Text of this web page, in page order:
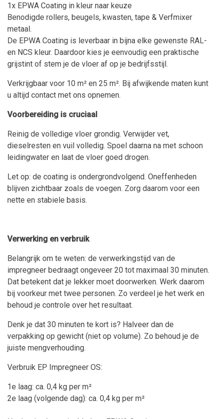
1x EPWA Coating in kleur naar keuze
Benodigde rollers, beugels, kwasten, tape & Verfmixer
metaal.
De EPWA Coating is leverbaar in bijna elke gewenste RAL-
en NCS kleur. Daardoor kies je eenvoudig een praktische
grijstint of stem je de vloer af op je bedrijfsstijl.
Verkrijgbaar voor 10 m² en 25 m². Bij afwijkende maten kunt
u altijd contact met ons opnemen.
Voorbereiding is cruciaal
Reinig de volledige vloer grondig. Verwijder vet,
dieselresten en vuil volledig. Spoel daarna na met schoon
leidingwater en laat de vloer goed drogen.
Let op: de coating is ondergrondvolgend. Oneffenheden
blijven zichtbaar zoals de voegen. Zorg daarom voor een
nette en stabiele basis.
Verwerking en verbruik
Belangrijk om te weten: de verwerkingstijd van de
impregneer bedraagt ongeveer 20 tot maximaal 30 minuten.
Dat betekent dat je lekker moet doorwerken. Werk daarom
bij voorkeur met twee personen. Zo verdeel je het werk en
behoud je controle over het resultaat.
Denk je dat 30 minuten te kort is? Halveer dan de
verpakking op gewicht (niet op volume). Zo behoud je de
juiste mengverhouding.
Verbruik EP Impregneer OS:
1e laag: ca. 0,4 kg per m²
2e laag (volgende dag): ca. 0,4 kg per m²